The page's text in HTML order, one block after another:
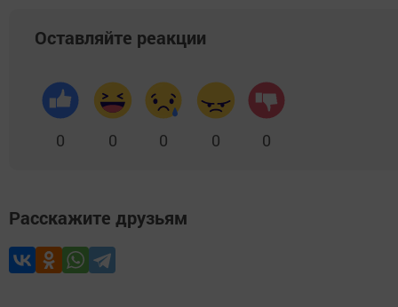
Оставляйте реакции
0 0 0 0 0
Расскажите друзьям